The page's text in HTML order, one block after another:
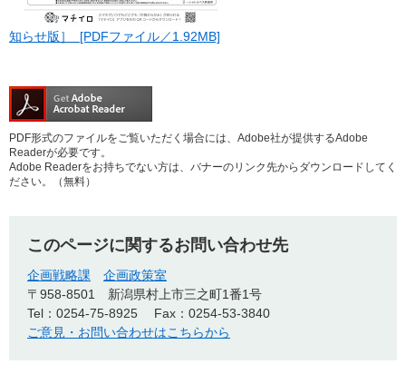
知らせ版］ [PDFファイル／1.92MB]
PDF形式のファイルをご覧いただく場合には、Adobe社が提供するAdobe
Readerが必要です。
Adobe Readerをお持ちでない方は、バナーのリンク先からダウンロードしてく
ださい。（無料）
このページに関するお問い合わせ先
企画戦略課
企画政策室
〒958-8501
新潟県村上市三之町1番1号
Tel：0254-75-8925
Fax：0254-53-3840
ご意見・お問い合わせはこちらから